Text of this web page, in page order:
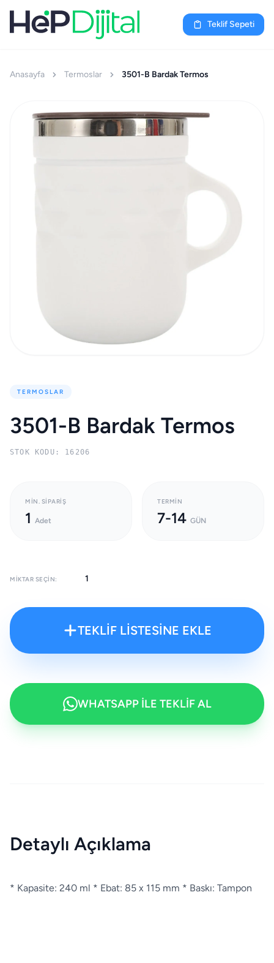
Teklif Sepeti
Anasayfa Termoslar 3501-B Bardak Termos
TERMOSLAR
3501-B Bardak Termos
STOK KODU: 16206
MIN. SIPARIŞ
1 Adet
TERMIN
7-14 GÜN
MIKTAR SEÇIN:
TEKLİF LİSTESİNE EKLE
WHATSAPP İLE TEKLİF AL
Detaylı Açıklama
* Kapasite: 240 ml * Ebat: 85 x 115 mm * Baskı: Tampon